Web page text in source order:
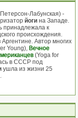
Лабунская) -
йоги на Западе.
принадлежала к
происхождения.
Аргентине. Автор многих
Young), Вечное
(Yoga for
в СССР под
ушла из жизни 25